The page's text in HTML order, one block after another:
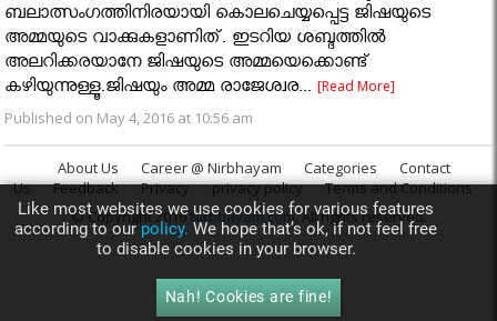
ബലാത്സംഗത്തിനിരയായി കൊലചെയ്യപ്പെട്ട ജിഷയുടെ
അമ്മയുടെ വാക്കുകളാണിത്. ഇടറിയ ശബ്ദത്തില്‍
അലറിക്കരയാനേ ജിഷയുടെ അമ്മയെക്കൊണ്ട്
കഴിയുന്നുള്ളൂ.ജിഷയും അമ്മ രാജേശ്വര...[Read More]
Published on May 4, 2016 at 10:56 am
About Us Career @ Nirbhayam Categories
Contact
Us
Feedback Privacy privacy policy
Terms and Conditions
© Copyright 2016Nirbhayam.com. All rights reserved.
Like most websites we use cookies for various features
according to ourpolicy.We hope that’s ok, if not feel free
to disable cookies in your browser.
Nah! Cookies are fine!